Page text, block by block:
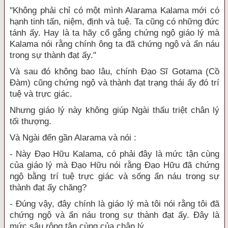
"Không phải chỉ có một mình Alarama Kalama mới có
hạnh tinh tấn, niệm, định và tuệ. Ta cũng có những đức
tánh ấy. Hay là ta hãy cố gắng chứng ngộ giáo lý mà
Kalama nói rằng chính ông ta đã chứng ngộ và ẩn náu
trong sự thành đạt ấy."
Và sau đó không bao lâu, chính Đạo Sĩ Gotama (Cồ
Đàm) cũng chứng ngộ và thành đạt trạng thái ấy đó trí
tuệ và trực giác.
Nhưng giáo lý này không giúp Ngài thấu triệt chân lý
tối thượng.
Và Ngài đến gần Alarama và nói :
- Này Đạo Hữu Kalama, có phải đây là mức tận cùng
của giáo lý mà Đạo Hữu nói rằng Đạo Hữu đã chứng
ngộ bằng trí tuệ trực giác và sống ẩn náu trong sự
thành đạt ấy chăng?
- Đúng vậy, đây chính là giáo lý mà tôi nói rằng tôi đã
chứng ngộ và ẩn náu trong sự thành đạt ấy. Đây là
mức sâu rộng tận cùng của chân lý.